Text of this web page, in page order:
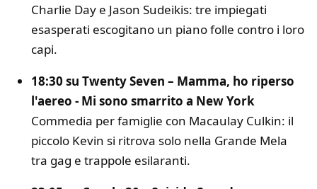
Charlie Day e Jason Sudeikis: tre impiegati
esasperati escogitano un piano folle contro i loro
capi.
18:30 su Twenty Seven – Mamma, ho riperso
l'aereo - Mi sono smarrito a New York
Commedia per famiglie con Macaulay Culkin: il
piccolo Kevin si ritrova solo nella Grande Mela
tra gag e trappole esilaranti.